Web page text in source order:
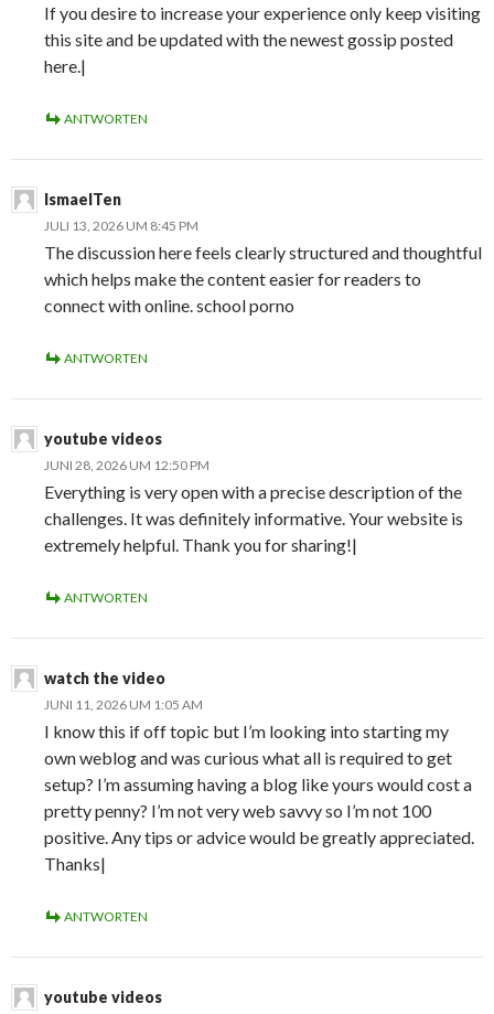
If you desire to increase your experience only keep visiting
this site and be updated with the newest gossip posted
here.|
ANTWORTEN
IsmaelTen
JULI 13, 2026 UM 8:45 PM
The discussion here feels clearly structured and thoughtful
which helps make the content easier for readers to
connect with online. school porno
ANTWORTEN
youtube videos
JUNI 28, 2026 UM 12:50 PM
Everything is very open with a precise description of the
challenges. It was definitely informative. Your website is
extremely helpful. Thank you for sharing!|
ANTWORTEN
watch the video
JUNI 11, 2026 UM 1:05 AM
I know this if off topic but I’m looking into starting my
own weblog and was curious what all is required to get
setup? I’m assuming having a blog like yours would cost a
pretty penny? I’m not very web savvy so I’m not 100
positive. Any tips or advice would be greatly appreciated.
Thanks|
ANTWORTEN
youtube videos